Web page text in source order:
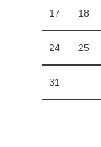
17 18
24 25
31